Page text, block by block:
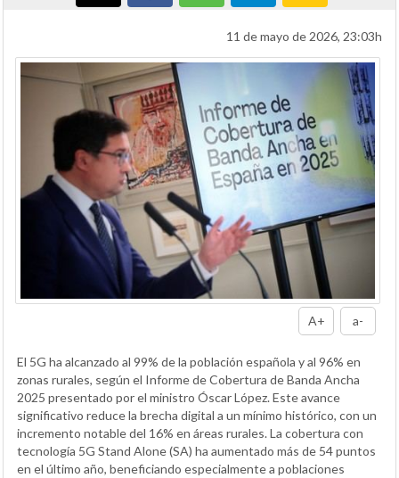
11 de mayo de 2026, 23:03h
A+ a-
El 5G ha alcanzado al 99% de la población española y al 96% en
zonas rurales, según el Informe de Cobertura de Banda Ancha
2025 presentado por el ministro Óscar López. Este avance
significativo reduce la brecha digital a un mínimo histórico, con un
incremento notable del 16% en áreas rurales. La cobertura con
tecnología 5G Stand Alone (SA) ha aumentado más de 54 puntos
en el último año, beneficiando especialmente a poblaciones